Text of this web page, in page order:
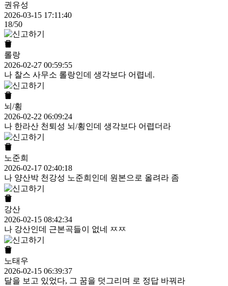
권유성
2026-03-15 17:11:40
18/50
롤랑
2026-02-27 00:59:55
나 찰스 사무소 롤랑인데 생각보다 어렵네.
뇌/횡
2026-02-22 06:09:24
나 한라산 천퇴성 뇌/횡인데 생각보다 어렵더라
노준희
2026-02-17 02:40:18
나 양산박 천강성 노준희인데 원본으로 올려라 좀
강산
2026-02-15 08:42:34
나 강산인데 근본곡들이 없네 ㅉㅉ
노태우
2026-02-15 06:39:37
달을 보고 있었다, 그 꿈을 덧그리며 로 정답 바꿔라